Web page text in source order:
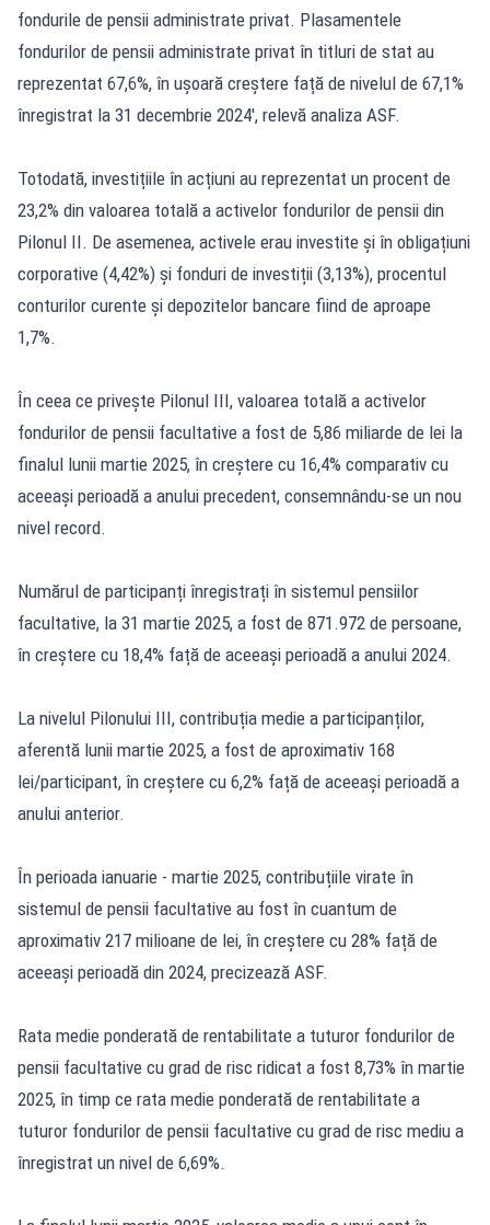
fondurile de pensii administrate privat. Plasamentele
fondurilor de pensii administrate privat în titluri de stat au
reprezentat 67,6%, în ușoară creștere față de nivelul de 67,1%
înregistrat la 31 decembrie 2024', relevă analiza ASF.
Totodată, investițiile în acțiuni au reprezentat un procent de
23,2% din valoarea totală a activelor fondurilor de pensii din
Pilonul II. De asemenea, activele erau investite și în obligațiuni
corporative (4,42%) și fonduri de investiții (3,13%), procentul
conturilor curente și depozitelor bancare fiind de aproape
1,7%.
În ceea ce privește Pilonul III, valoarea totală a activelor
fondurilor de pensii facultative a fost de 5,86 miliarde de lei la
finalul lunii martie 2025, în creștere cu 16,4% comparativ cu
aceeași perioadă a anului precedent, consemnându-se un nou
nivel record.
Numărul de participanți înregistrați în sistemul pensiilor
facultative, la 31 martie 2025, a fost de 871.972 de persoane,
în creștere cu 18,4% față de aceeași perioadă a anului 2024.
La nivelul Pilonului III, contribuția medie a participanților,
aferentă lunii martie 2025, a fost de aproximativ 168
lei/participant, în creștere cu 6,2% față de aceeași perioadă a
anului anterior.
În perioada ianuarie - martie 2025, contribuțiile virate în
sistemul de pensii facultative au fost în cuantum de
aproximativ 217 milioane de lei, în creștere cu 28% față de
aceeași perioadă din 2024, precizează ASF.
Rata medie ponderată de rentabilitate a tuturor fondurilor de
pensii facultative cu grad de risc ridicat a fost 8,73% în martie
2025, în timp ce rata medie ponderată de rentabilitate a
tuturor fondurilor de pensii facultative cu grad de risc mediu a
înregistrat un nivel de 6,69%.